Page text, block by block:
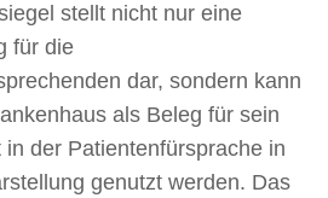
stellt nicht nur eine
für die
dar, sondern kann
als Beleg für sein
in der Patientenfürsprache in
genutzt werden. Das